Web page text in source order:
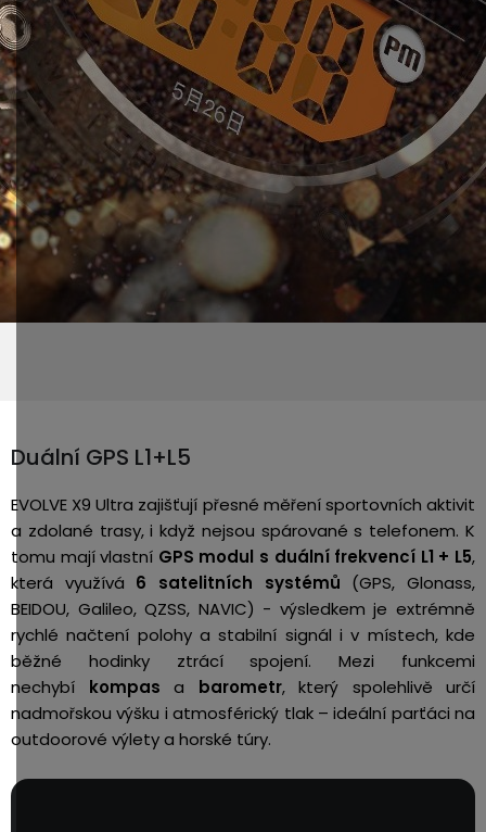
Duální GPS L1+L5
EVOLVE X9 Ultra zajišťují přesné měření sportovních aktivit
a zdolané trasy, i když nejsou spárované s telefonem. K
tomu mají vlastní GPS modul s duální frekvencí L1 + L5,
která využívá 6 satelitních systémů (GPS, Glonass,
BEIDOU, Galileo, QZSS, NAVIC) - výsledkem je extrémně
rychlé načtení polohy a stabilní signál i v místech, kde
běžné hodinky ztrácí spojení. Mezi funkcemi
nechybí kompas a barometr, který spolehlivě určí
nadmořskou výšku i atmosférický tlak – ideální parťáci na
outdoorové výlety a horské túry.